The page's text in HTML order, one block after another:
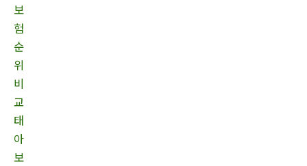
보
험
순
위
비
교
태
아
보